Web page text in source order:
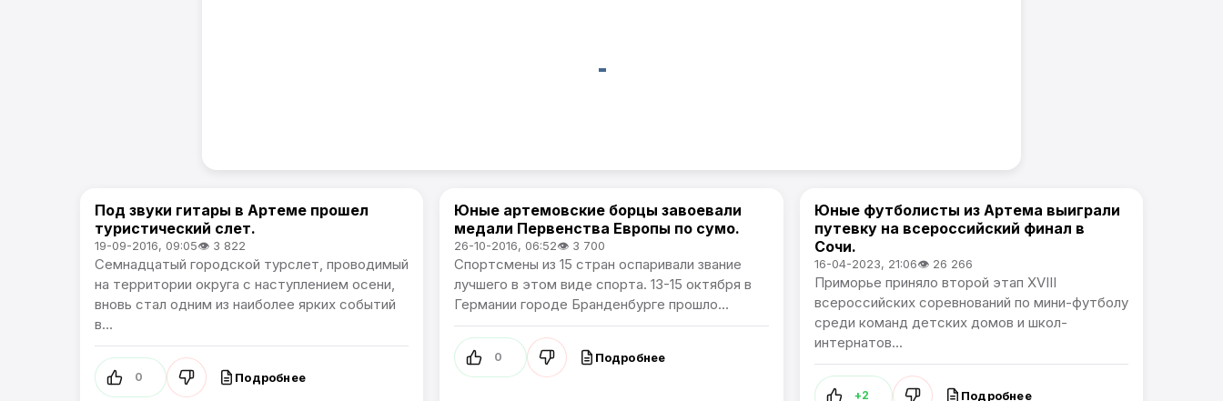
Спорт
Под звуки гитары в Артеме прошел
туристический слет.
19-09-2016, 09:05👁 3 822
Семнадцатый городской турслет, проводимый
на территории округа с наступлением осени,
вновь стал одним из наиболее ярких событий
в...
0 Подробнее
Спорт
Юные артемовские борцы завоевали
медали Первенства Европы по сумо.
26-10-2016, 06:52👁 3 700
Спортсмены из 15 стран оспаривали звание
лучшего в этом виде спорта. 13-15 октября в
Германии городе Бранденбурге прошло...
0 Подробнее
Спорт
Юные футболисты из Артема выиграли
путевку на всероссийский финал в
Сочи.
16-04-2023, 21:06👁 26 266
Приморье приняло второй этап XVIII
всероссийских соревнований по мини-футболу
среди команд детских домов и школ-
интернатов...
+2 Подробнее